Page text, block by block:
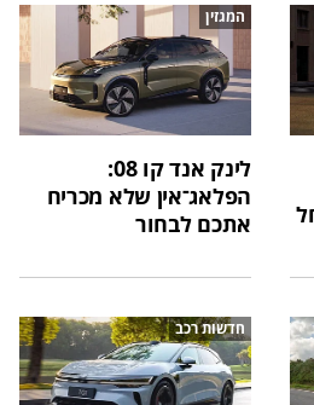
המגזין
לינק אנד קו 08:
הפלאג־אין שלא מכריח
אתכם לבחור
חדשות רכב